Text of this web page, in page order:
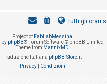
Tutti gli orari
Project of FabLabMessina
by phpBB® Forum Software © phpBB Limited
Theme from MannixMD
Traduzione Italiana phpBB-Store.it
Privacy| Condizioni